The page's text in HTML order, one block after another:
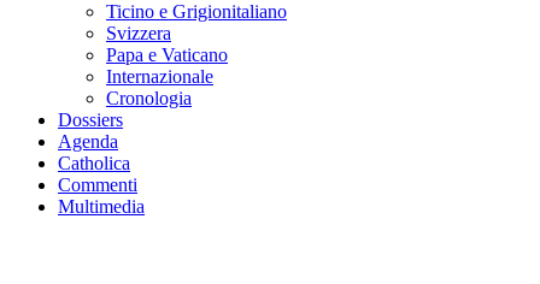
Ticino e Grigionitaliano
Svizzera
Papa e Vaticano
Internazionale
Cronologia
Dossiers
Agenda
Catholica
Commenti
Multimedia